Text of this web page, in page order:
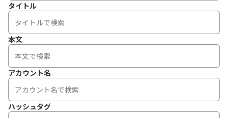
タイトル
本文
アカウント名
ハッシュタグ